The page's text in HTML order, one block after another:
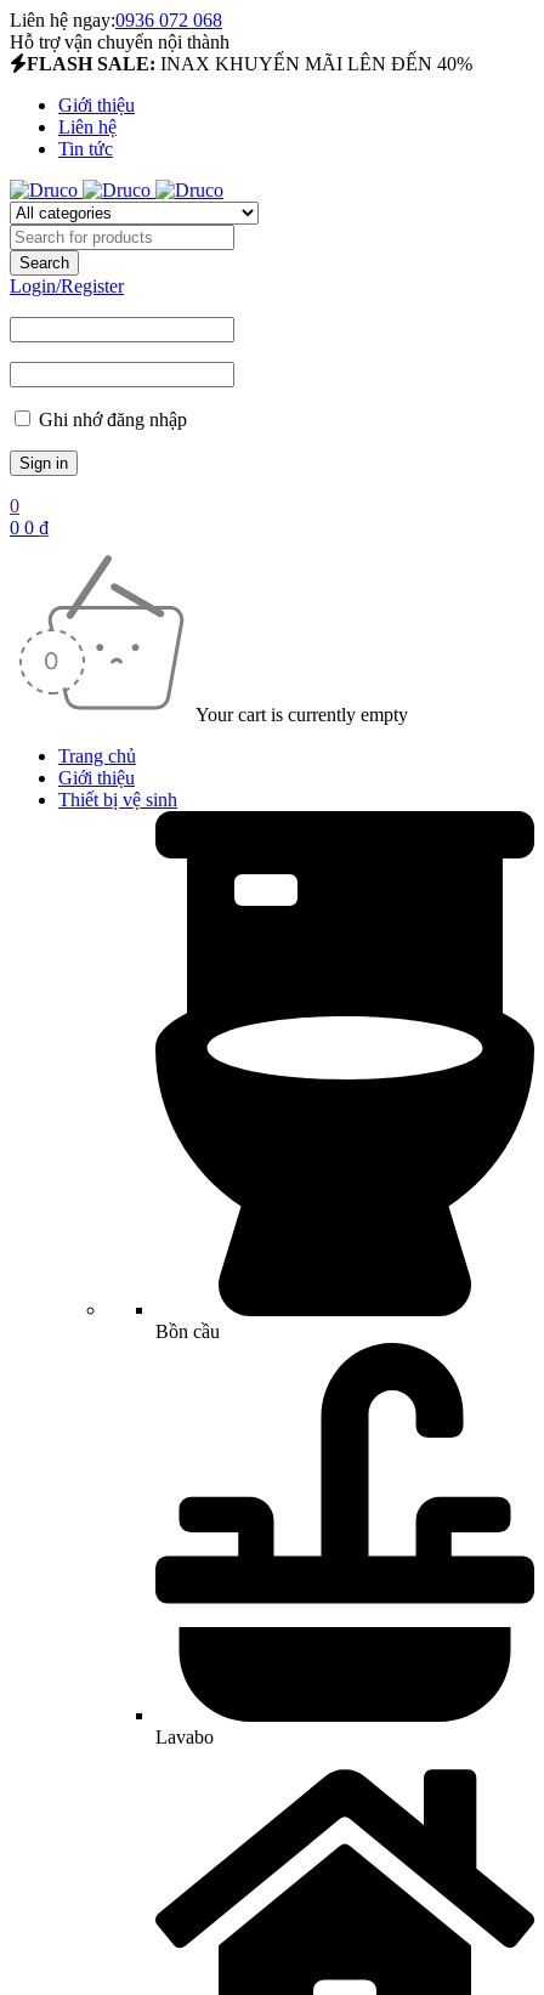
Liên hệ ngay:0936 072 068
Hỗ trợ vận chuyển nội thành
FLASH SALE: INAX KHUYẾN MÃI LÊN ĐẾN 40%
Giới thiệu
Liên hệ
Tin tức
Login/Register
Ghi nhớ đăng nhập
0
0 0 ₫
Your cart is currently empty
Trang chủ
Giới thiệu
Thiết bị vệ sinh
Bồn cầu
Lavabo